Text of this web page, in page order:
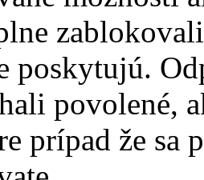
poskytujú.
povolené,
prípad že sa